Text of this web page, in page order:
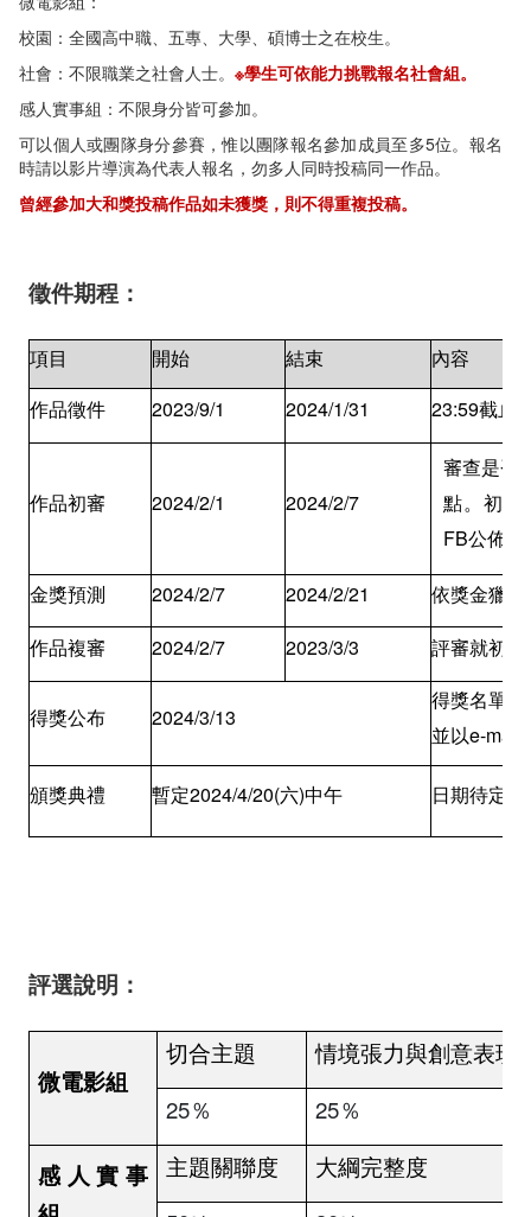
校園：全國高中職、五專、大學、碩博士之在校生。
社會：不限職業之社會人士。 ※學生可依能力挑戰報名社會組。
感人實事組：不限身分皆可參加。
可以個人或團隊身分參賽，惟以團隊報名參加成員至多5位。報名
時請以影片導演為代表人報名，勿多人同時投稿同一作品。
曾經參加大和獎投稿作品如未獲獎，則不得重複投稿。
徵件期程：
項目 開始 結束
內容
作品徵件
2023/9/1 2024/1/31 23:59截止
作品初審 2024/2/1 2024/2/7
審查是否
點。初審
FB公佈。
金獎預測 2024/2/7 2024/2/21
依獎金獵
作品複審
2024/2/7 2023/3/3 評審就初
得獎公布 2024/3/13
得獎名單
並以e-mail
頒獎典禮 暫定2024/4/20(六)中午 日期待定
評選說明：
微電影組
切合主題
情境張力與創意表現
25％
25％
感人實事
主題關聯度
大綱完整度